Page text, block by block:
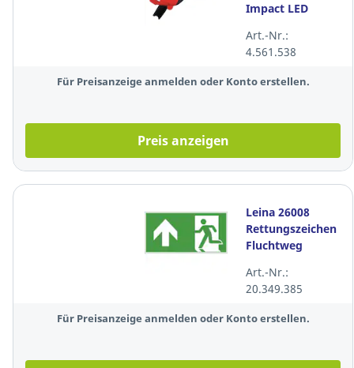
Impact LED
LR03/AAA, 60
Lumen
Art.-Nr.:
4.561.538
Für Preisanzeige anmelden oder Konto erstellen.
Preis anzeigen
Leina 26008
Rettungszeichen
Fluchtweg
nach oben)
Art.-Nr.:
20.349.385
Für Preisanzeige anmelden oder Konto erstellen.